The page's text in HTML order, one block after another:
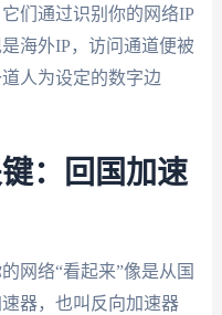
们通过识别你的网络IP
海外IP，访问通道便被
人为设定的数字边
：回国加速
网络“看起来”像是从国
器，也叫反向加速器